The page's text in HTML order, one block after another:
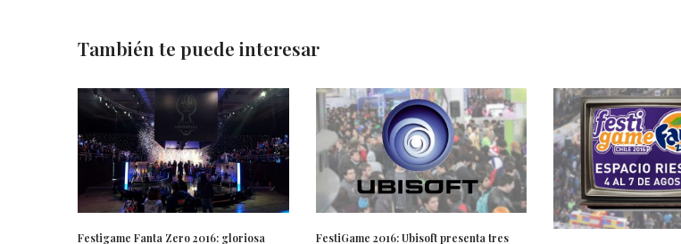
También te puede interesar
Festigame Fanta Zero 2016: gloriosa
FestiGame 2016: Ubisoft presenta tres